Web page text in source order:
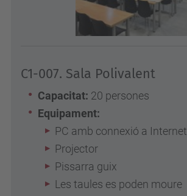
C1-007. Sala Polivalent
Capacitat: 20 persones
Equipament:
PC amb connexió a Internet
Projector
Pissarra guix
Les taules es poden moure